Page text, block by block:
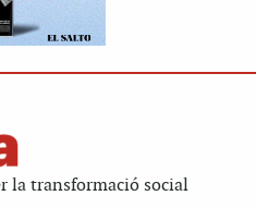
la transformació social